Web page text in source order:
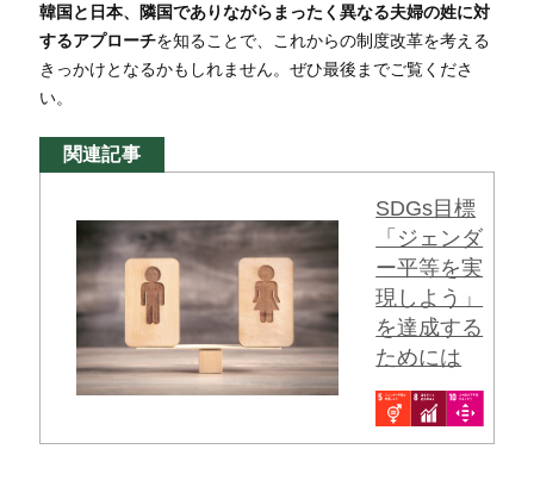
韓国と日本、隣国でありながらまったく異なる夫婦の姓に対
するアプローチを知ることで、これからの制度改革を考える
きっかけとなるかもしれません。ぜひ最後までご覧くださ
い。
関連記事
SDGs目標
「ジェンダ
ー平等を実
現しよう」
を達成する
ためには